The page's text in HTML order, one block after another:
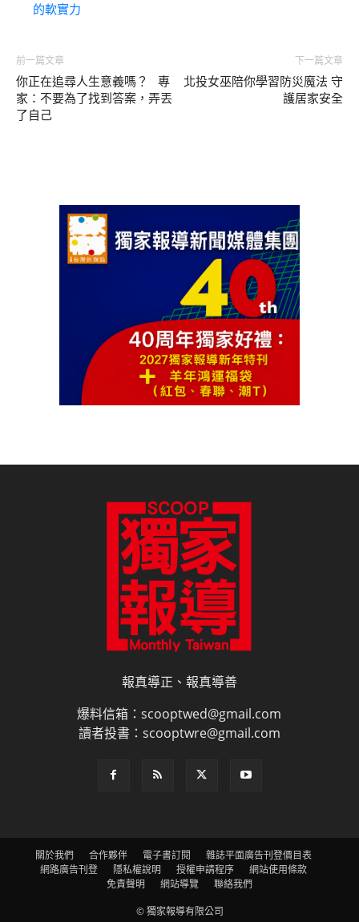
的軟實力
前一篇文章
你正在追尋人生意義嗎？ 專
家：不要為了找到答案，弄丟
了自己
下一篇文章
北投女巫陪你學習防災魔法 守
護居家安全
報真導正、報真導善
爆料信箱：scooptwed@gmail.com
讀者投書：scooptwre@gmail.com
關於我們 合作夥伴 電子書訂閱
雜誌平面廣告刊登價目表
網路廣告刊登
隱私權說明 授權申請程序
網站使用條款
免責聲明
網站導覽
聯絡我們
© 獨家報導有限公司